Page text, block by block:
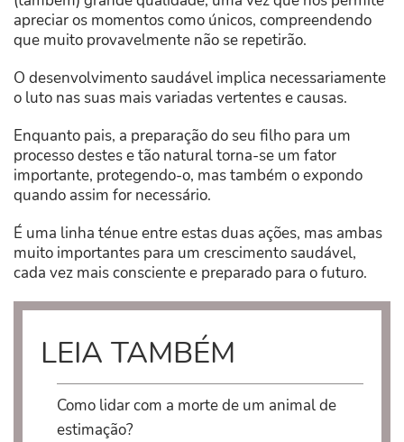
apreciar os momentos como únicos, compreendendo
que muito provavelmente não se repetirão.
O desenvolvimento saudável implica necessariamente
o luto nas suas mais variadas vertentes e causas.
Enquanto pais, a preparação do seu filho para um
processo destes e tão natural torna-se um fator
importante, protegendo-o, mas também o expondo
quando assim for necessário.
É uma linha ténue entre estas duas ações, mas ambas
muito importantes para um crescimento saudável,
cada vez mais consciente e preparado para o futuro.
LEIA TAMBÉM
Como lidar com a morte de um animal de
estimação?